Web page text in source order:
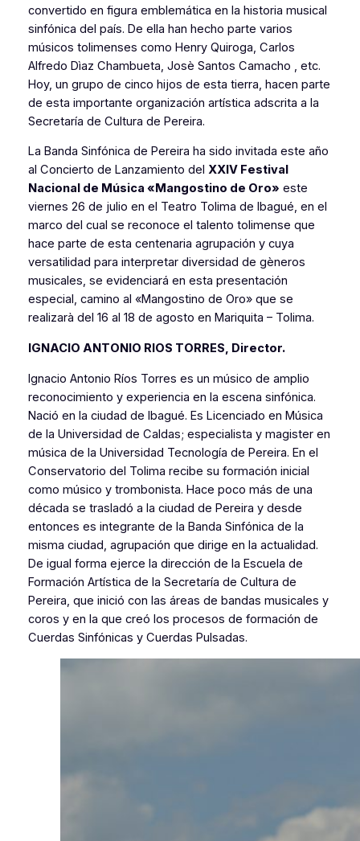
convertido en figura emblemática en la historia musical
sinfónica del país. De ella han hecho parte varios
músicos tolimenses como Henry Quiroga, Carlos
Alfredo Dìaz Chambueta, Josè Santos Camacho , etc.
Hoy, un grupo de cinco hijos de esta tierra, hacen parte
de esta importante organización artística adscrita a la
Secretaría de Cultura de Pereira.
La Banda Sinfónica de Pereira ha sido invitada este año
al Concierto de Lanzamiento del XXIV Festival
Nacional de Música «Mangostino de Oro» este
viernes 26 de julio en el Teatro Tolima de Ibagué, en el
marco del cual se reconoce el talento tolimense que
hace parte de esta centenaria agrupación y cuya
versatilidad para interpretar diversidad de gèneros
musicales, se evidenciará en esta presentación
especial, camino al «Mangostino de Oro» que se
realizarà del 16 al 18 de agosto en Mariquita – Tolima.
IGNACIO ANTONIO RIOS TORRES, Director.
Ignacio Antonio Ríos Torres es un músico de amplio
reconocimiento y experiencia en la escena sinfónica.
Nació en la ciudad de Ibagué. Es Licenciado en Música
de la Universidad de Caldas; especialista y magister en
música de la Universidad Tecnología de Pereira. En el
Conservatorio del Tolima recibe su formación inicial
como músico y trombonista. Hace poco más de una
década se trasladó a la ciudad de Pereira y desde
entonces es integrante de la Banda Sinfónica de la
misma ciudad, agrupación que dirige en la actualidad.
De igual forma ejerce la dirección de la Escuela de
Formación Artística de la Secretaría de Cultura de
Pereira, que inició con las áreas de bandas musicales y
coros y en la que creó los procesos de formación de
Cuerdas Sinfónicas y Cuerdas Pulsadas.